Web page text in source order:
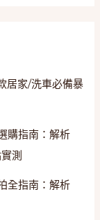
居家/洗車必備暴
購指南：解析
測
全指南：解析